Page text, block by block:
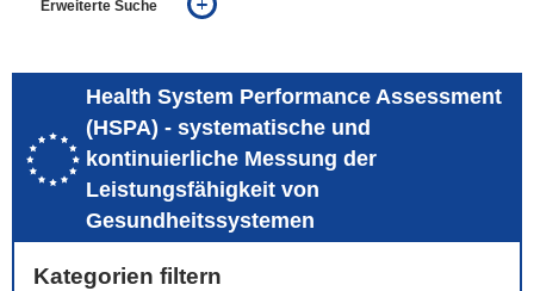
Erweiterte Suche
auch in allen Texten suchen (Volltextsuche)
auch Synonyme einbeziehen
auch ähnlich geschriebenes einbeziehen
Health System Performance Assessment
(HSPA) - systematische und
kontinuierliche Messung der
Leistungsfähigkeit von
Gesundheitssystemen
Kategorien filtern